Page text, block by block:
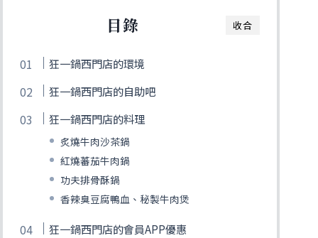
收合
目錄
狂一鍋西門店的環境
狂一鍋西門店的自助吧
狂一鍋西門店的料理
炙燒牛肉沙茶鍋
紅燒蕃茄牛肉鍋
功夫排骨酥鍋
香辣臭豆腐鴨血、秘製牛肉煲
狂一鍋西門店的會員APP優惠